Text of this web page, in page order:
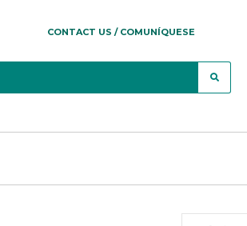
CONTACT US / COMUNÍQUESE